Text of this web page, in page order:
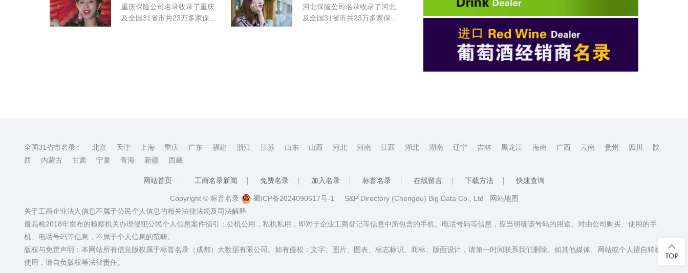
重庆保险公司名录收录了重庆
及全国31省市共23万多家保...
河北保险公司名录收录了河北
及全国31省市共23万多家保...
全国31省市名录： 北京 天津 上海 重庆 广东 福建 浙江 江苏 山东 山西 河北 河南 江西 湖北 湖南 辽宁 吉林 黑龙江 海南 广西 云南 贵州 四川
陕
西
内蒙古 甘肃 宁夏 青海 新疆 西藏
网站首页 工商名录新闻 免费名录 加入名录 标普名录 在线留言 下载方法 快速查询
Copyright © 标普名录 蜀ICP备2024090617号-1 S&P Directory (Chengdu) Big Data Co., Ltd 网站地图
关于工商企业法人信息不属于公民个人信息的相关法律法规及司法解释
最高检2018年发布的检察机关办理侵犯公民个人信息案件指引：公机公用，私机私用，即对于企业工商登记等信息中所包含的手机、电话号码等信息，应当明确该号码的用途。对由公司购买、使用的手
机、电话号码等信息，不属于个人信息的范畴。
版权与免责声明：本网站所有信息版权属于标普名录（成都）大数据有限公司。如有侵权：文字、图片、图表、标志标识、商标、版面设计，请第一时间联系我们删除。如其他媒体、网站或个人擅自转载
使用，请自负版权等法律责任。